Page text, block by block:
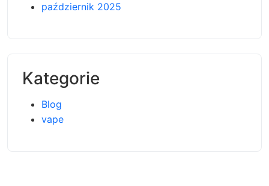
październik 2025
Kategorie
Blog
vape